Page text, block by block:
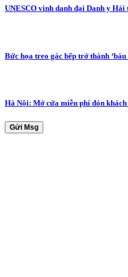
UNESCO vinh danh đại Danh y
Bức họa treo gác bếp trở thành
Hà Nội: Mở cửa miễn phí đón
Gửi Msg